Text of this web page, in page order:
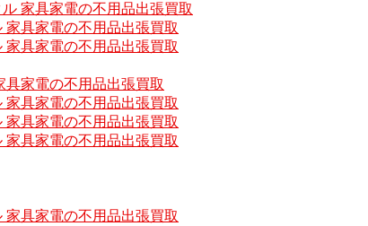
家具家電の不用品出張買取
具家電の不用品出張買取
具家電の不用品出張買取
家電の不用品出張買取
具家電の不用品出張買取
具家電の不用品出張買取
具家電の不用品出張買取
具家電の不用品出張買取